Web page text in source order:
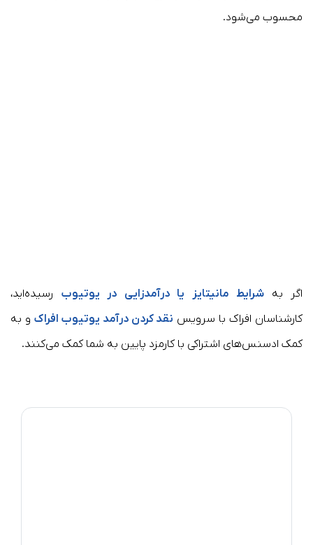
محسوب می‌شود.
اگر به شرایط مانیتایز یا درآمدزایی در یوتیوب رسیده‌اید،
کارشناسان افراک با سرویس نقد کردن درآمد یوتیوب افراک و به
کمک ادسنس‌های اشتراکی با کارمزد پایین به شما کمک می‌کنند.